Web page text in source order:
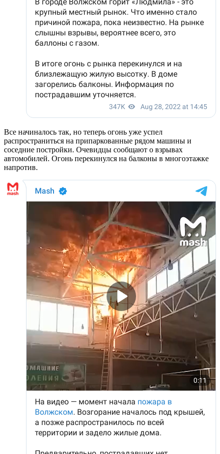
Все начиналось так, но теперь огонь уже успел
распространиться на припаркованные рядом машины и
соседние постройки. Очевидцы сообщают о взрывах
автомобилей. Огонь перекинулся на балконы в многоэтажке
напротив.